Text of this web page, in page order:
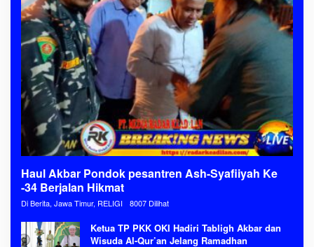
Haul Akbar Pondok pesantren Ash-Syafiiyah Ke
-34 Berjalan Hikmat
Di Berita, Jawa Timur, RELIGI 8007 Dilihat
Ketua TP PKK OKI Hadiri Tabligh Akbar dan
Wisuda Al-Qur’an Jelang Ramadhan